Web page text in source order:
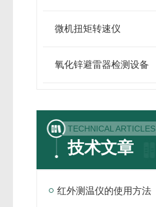
微机扭矩转速仪
氧化锌避雷器检测设备
TECHNICAL ARTICLES
技术文章
红外测温仪的使用方法